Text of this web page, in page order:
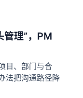
管理”，PM
目、部门与合
法把沟通路径降